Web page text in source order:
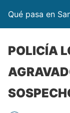
Qué pasa en
POLICÍA